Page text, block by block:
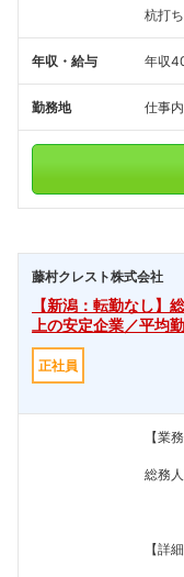
杭打
年収・給与 年収
勤務地 仕事
藤村クレスト株式会社
【新潟：転勤なし
上の安定企業／平均
正社員
【業
総務
【詳細